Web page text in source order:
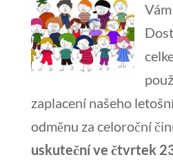
zaplacení našeho
odměnu za celoroční
uskuteční ve čtvrtek